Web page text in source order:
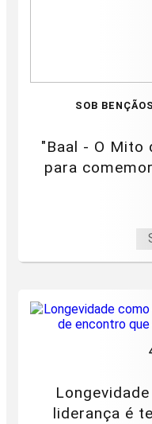
SOB
"Baal - O Mito
para
liderança é